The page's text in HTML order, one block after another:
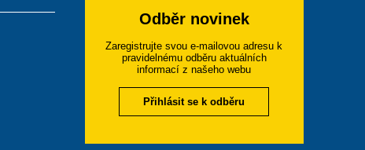
Odběr novinek
Zaregistrujte svou e-mailovou adresu k
pravidelnému odběru aktuálních
informací z našeho webu
Přihlásit se k odběru